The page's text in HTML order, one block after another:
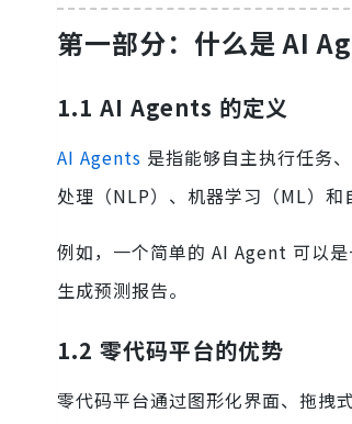
第一部分：什么是 AI
1.1 AI Agents 的定义
AI Agents 是指能够自主执行任务
处理（NLP）、机器学习（ML）和
例如，一个简单的 AI Agent 可以
生成预测报告。
1.2 零代码平台的优势
零代码平台通过图形化界面、拖拽